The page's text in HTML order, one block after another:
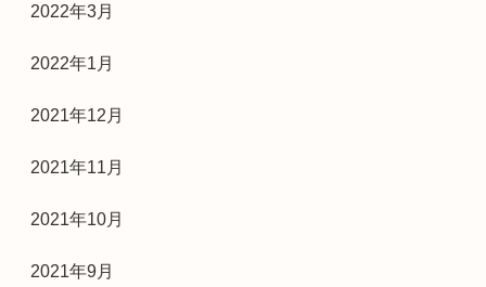
2022年3月
2022年1月
2021年12月
2021年11月
2021年10月
2021年9月